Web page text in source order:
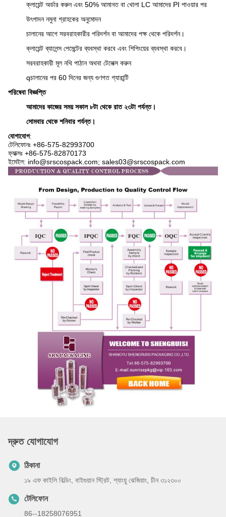
ক্লায়েন্ট অর্ডার করুন এবং 50% আমানত বা খোলা LC আমাদের PI পাওয়ার পর
উৎপাদন নমুনা গ্রাহকের অনুমোদন
চালানের আগে সরবরাহকারীর পরিদর্শন বা আমাদের পক্ষ থেকে পরিদর্শন।
ক্লায়েন্ট ব্যালেন্স পেমেন্টের ব্যবস্থা করবে এবং শিপিংয়ের ব্যবস্থা করবে।
সরবরাহকারী মূল নথি পাঠান অথবা টেলেক্স করুন
qচালানের পর 60 দিনের জন্য গুণগত গ্যারান্টি
পরিষেবা বিজ্ঞপ্তি
আমাদের কাজের সময় সকাল ৮টা থেকে রাত ২৩টা পর্যন্ত।
সোমবার থেকে শনিবার পর্যন্ত।
যোগাযোগ:
টেলিফোনঃ +86-575-82993700
ফ্যাক্সঃ +86-575-82870173
ইমেইল: info@srscospack.com; sales03@srscospack.com
দ্রুত যোগাযোগ
ঠিকানা
১৯ এফ কাইলি বিল্ডিং, বাইগুয়ান স্ট্রিট, শ্যাংয়ু ঝেজিয়াং, চীন ৩১২৩০০
টেলিফোন
86--18258076951